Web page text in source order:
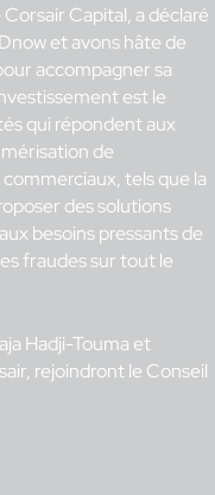
Capital, a déclaré
et avons hâte de
accompagner sa
est le
qui répondent aux
de
tels que la
des solutions
besoins pressants de
fraudes sur tout le
Hadji-Touma et
rejoindront le Conseil